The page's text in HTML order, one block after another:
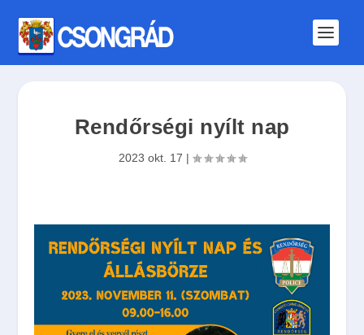
Rendőrségi nyílt nap
2023 okt. 17 |